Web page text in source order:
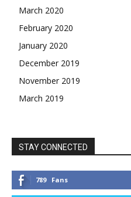
March 2020
February 2020
January 2020
December 2019
November 2019
March 2019
STAY CONNECTED
789 Fans